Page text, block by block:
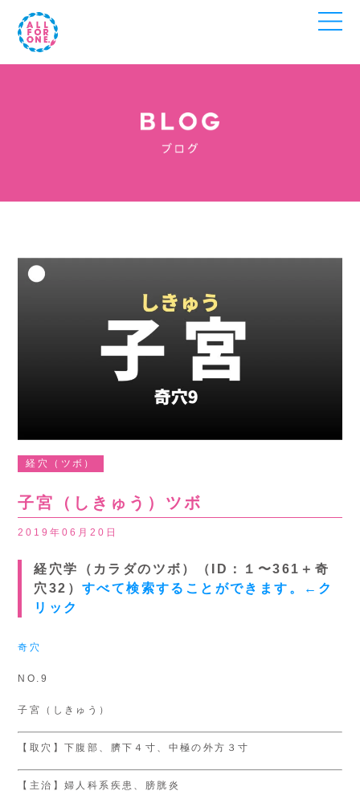
経穴（ツボ）
子宮（しきゅう）ツボ
2019年06月20日
経穴学（カラダのツボ）（ID：１〜361＋奇
穴32）すべて検索することができます。←ク
リック
奇穴
NO.9
子宮（しきゅう）
【取穴】下腹部、臍下４寸、中極の外方３寸
【主治】婦人科系疾患、膀胱炎